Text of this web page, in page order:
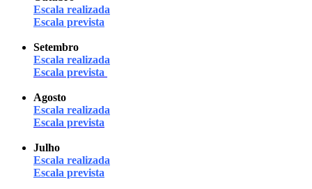
Escala realizada
Escala prevista
Setembro
Escala realizada
Escala prevista
Agosto
Escala realizada
Escala prevista
Julho
Escala realizada
Escala prevista